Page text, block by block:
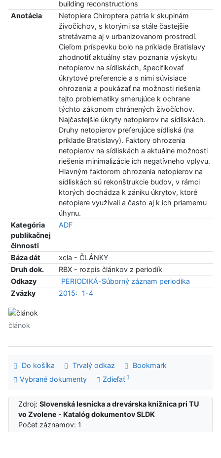
building reconstructions
Anotácia
Netopiere Chiroptera patria k skupinám
živočíchov, s ktorými sa stále častejšie
stretávame aj v urbanizovanom prostredí.
Cieľom príspevku bolo na príklade Bratislavy
zhodnotiť aktuálny stav poznania výskytu
netopierov na sídliskách, špecifikovať
úkrytové preferencie a s nimi súvisiace
ohrozenia a poukázať na možnosti riešenia
tejto problematiky smerujúce k ochrane
týchto zákonom chránených živočíchov.
Najčastejšie úkryty netopierov na sídliskách.
Druhy netopierov preferujúce sídliská (na
príklade Bratislavy). Faktory ohrozenia
netopierov na sídliskách a aktuálne možnosti
riešenia minimalizácie ich negatívneho vplyvu.
Hlavným faktorom ohrozenia netopierov na
sídliskách sú rekonštrukcie budov, v rámci
ktorých dochádza k zániku úkrytov, ktoré
netopiere využívali a často aj k ich priamemu
úhynu.
Kategória
publikačnej
činnosti
ADF
Báza dát
xcla - ČLÁNKY
Druh dok.
RBX - rozpis článkov z periodík
Odkazy
PERIODIKÁ-Súborný záznam periodika
Zväzky
2015: 1-4
článok
Do košíka Trvalý odkaz
Bookmark
Vybrané dokumenty
Zdieľať
Zdroj:Slovenská lesnícka a drevárska knižnica pri TU
vo Zvolene - Katalóg dokumentov SLDK
Počet záznamov: 1